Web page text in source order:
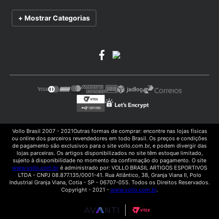
Catálogo
Política de Privacidade
Termos e Condições de Uso
Troca e Devoluções
+ Mostrar Categorias
Vollo Brasil 2007 - 2021Outras formas de comprar: encontre nas lojas físicas
ou online dos parceiros revendedores em todo Brasil. Os preços e condições
de pagamento são exclusivos para o site vollo.com.br, e podem divergir das
lojas parceiras. Os artigos disponibilizados no site têm estoque limitado,
sujeito à disponibilidade no momento da confirmação do pagamento. O site
www.vollo.com.bré administrado por: VOLLO BRASIL ARTIGOS ESPORTIVOS
LTDA - CNPJ 08.877.135/0001-41. Rua Atlântico, 38, Granja Viana II, Polo
Industrial Granja Viana, Cotia - SP - 06707-055. Todos os Direitos Reservados.
Copyright - 2021 - www.vollo.com.br.